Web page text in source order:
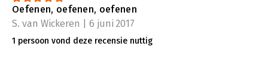
Oefenen, oefenen, oefenen
S. van Wickeren | 6 juni 2017
1 persoon vond deze recensie nuttig